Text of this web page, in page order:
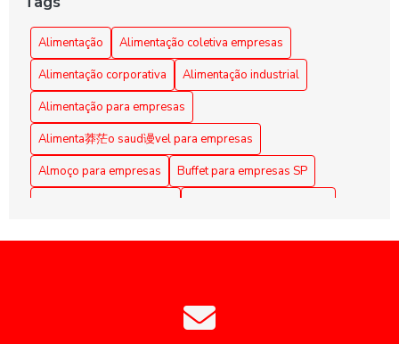
Alimentação Coletiva em Empresas: Benefícios e Dicas
Alimentação Coletiva em Empresas: Benefícios e
Estratégias Eficazes
Alimentação Coletiva em Empresas: Benefícios e Práticas
Alimentação coletiva em empresas: como implementar e os
benefícios para a equipe
Alimentação Corporativa Eficiente: Benefícios do Buffet
Alimentação
Alimentação coletiva empresas
Alimentação corporativa
Alimentação industrial
Alimentação para empresas
Alimenta莽茫o saud谩vel para empresas
Almoço para empresas
Buffet para empresas SP
Empresas de alimentação coletiva SP